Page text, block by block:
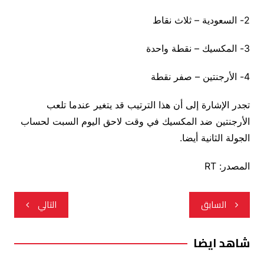
2- السعودية – ثلاث نقاط
3- المكسيك – نقطة واحدة
4- الأرجنتين – صفر نقطة
تجدر الإشارة إلى أن هذا الترتيب قد يتغير عندما تلعب
الأرجنتين ضد المكسيك في وقت لاحق اليوم السبت لحساب
الجولة الثانية أيضا.
المصدر: RT
تصفّح
المقالات
السابق التالي
شاهد ايضا